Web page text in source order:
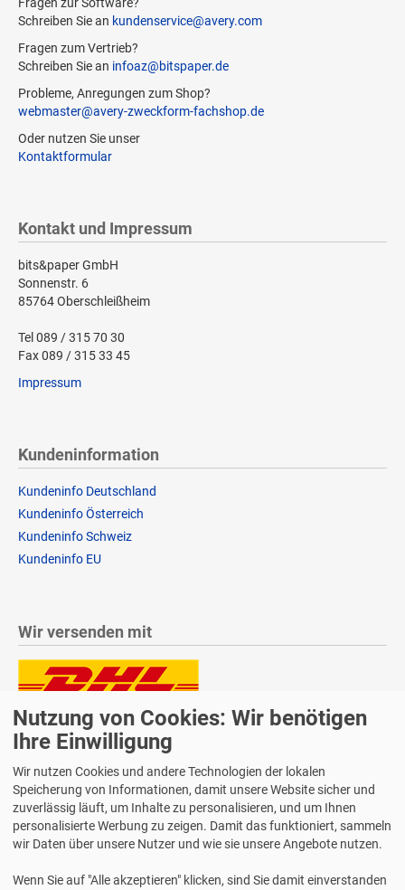
Schreiben Sie an kundenservice@avery.com
Fragen zum Vertrieb?
Schreiben Sie an infoaz@bitspaper.de
Probleme, Anregungen zum Shop?
webmaster@avery-zweckform-fachshop.de
Oder nutzen Sie unser
Kontaktformular
Kontakt und Impressum
bits&paper GmbH
Sonnenstr. 6
85764 Oberschleißheim
Tel 089 / 315 70 30
Fax 089 / 315 33 45
Impressum
Kundeninformation
Kundeninfo Deutschland
Kundeninfo Österreich
Kundeninfo Schweiz
Kundeninfo EU
Wir versenden mit
Lieferung auch an Packstationen und Postfilialen
Samstagszustellung
Bequeme Zahlung über Paypal
Nutzung von Cookies: Wir benötigen
Ihre Einwilligung
Wir nutzen Cookies und andere Technologien der lokalen
Speicherung von Informationen, damit unsere Website sicher und
zuverlässig läuft, um Inhalte zu personalisieren, und um Ihnen
personalisierte Werbung zu zeigen. Damit das funktioniert, sammeln
wir Daten über unsere Nutzer und wie sie unsere Angebote nutzen.
Wenn Sie auf "Alle akzeptieren" klicken, sind Sie damit einverstanden